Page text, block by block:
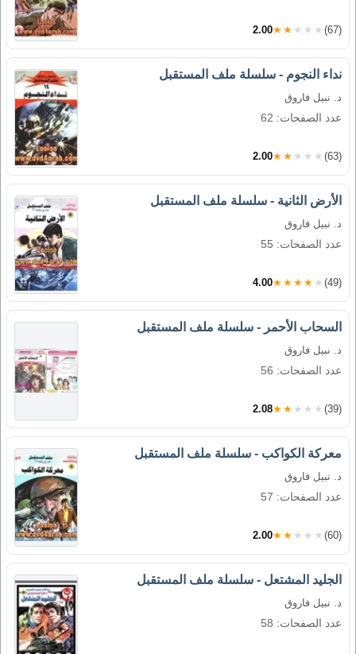
2.00★★★★★ (67)
نداء النجوم - سلسلة ملف المستقبل
د. نبيل فاروق
عدد الصفحات: 62
2.00★★★★★ (63)
الأرض الثانية - سلسلة ملف المستقبل
د. نبيل فاروق
عدد الصفحات: 55
4.00★★★★★ (49)
السحاب الأحمر - سلسلة ملف المستقبل
د. نبيل فاروق
عدد الصفحات: 56
2.08★★★★★ (39)
معركة الكواكب - سلسلة ملف المستقبل
د. نبيل فاروق
عدد الصفحات: 57
2.00★★★★★ (60)
الجليد المشتعل - سلسلة ملف المستقبل
د. نبيل فاروق
عدد الصفحات: 58